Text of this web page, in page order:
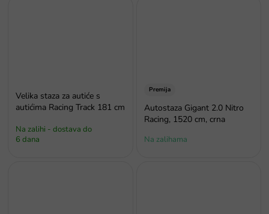
Velika staza za autiće s
autićima Racing Track 181 cm
Na zalihi - dostava do
6 dana
Premija
Autostaza Gigant 2.0 Nitro
Racing, 1520 cm, crna
Na zalihama